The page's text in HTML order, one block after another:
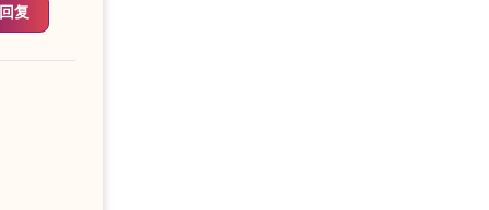
回复